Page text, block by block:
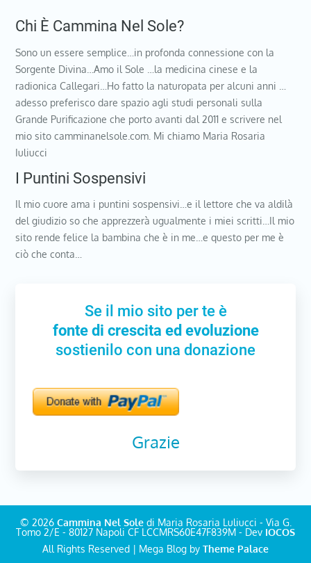
Chi È Cammina Nel Sole?
Sono un essere semplice…in profonda connessione con la
Sorgente Divina…Amo il Sole …la medicina cinese e la
radionica Callegari…Ho fatto la naturopata per alcuni anni …
adesso preferisco dare spazio agli studi personali sulla
Grande Purificazione che porto avanti dal 2011 e scrivere nel
mio sito camminanelsole.com. Mi chiamo Maria Rosaria
Iuliucci
I Puntini Sospensivi
Il mio cuore ama i puntini sospensivi…e il lettore che va aldilà
del giudizio so che apprezzerà ugualmente i miei scritti…Il mio
sito rende felice la bambina che è in me…e questo per me è
ciò che conta…
Se il mio sito per te è
fonte di crescita ed evoluzione
sostienilo con una donazione
Grazie
© 2026 Cammina Nel Soledi Maria Rosaria Luliucci - Via G.
Tomo 2/E - 80127 Napoli CF LCCMRS60E47F839M - Dev IOCOS
All Rights Reserved | Mega Blog by Theme Palace